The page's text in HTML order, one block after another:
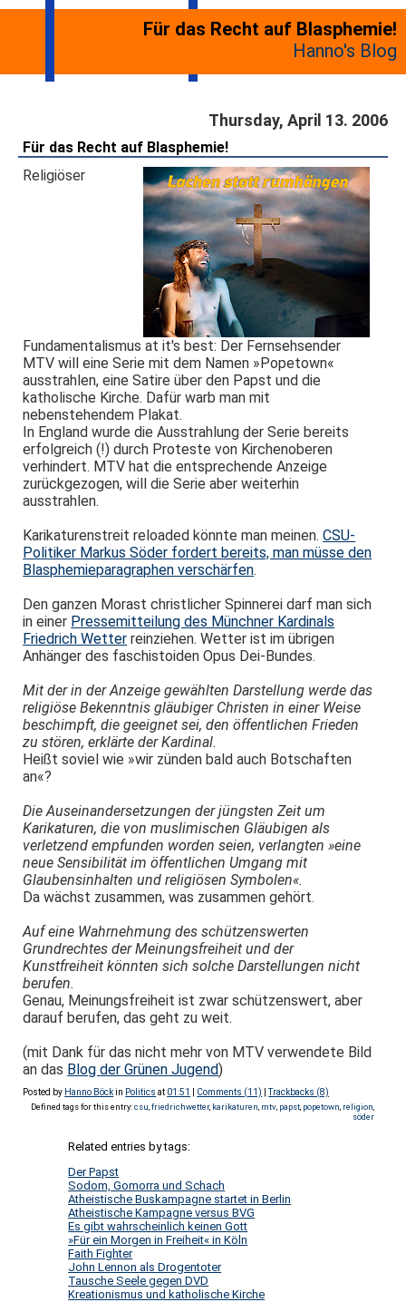
Für das Recht auf Blasphemie!
Hanno's Blog
Thursday, April 13. 2006
Für das Recht auf Blasphemie!
Religiöser
Fundamentalismus at it's best: Der Fernsehsender
MTV will eine Serie mit dem Namen »Popetown«
ausstrahlen, eine Satire über den Papst und die
katholische Kirche. Dafür warb man mit
nebenstehendem Plakat.
In England wurde die Ausstrahlung der Serie bereits
erfolgreich (!) durch Proteste von Kirchenoberen
verhindert. MTV hat die entsprechende Anzeige
zurückgezogen, will die Serie aber weiterhin
ausstrahlen.
Karikaturenstreit reloaded könnte man meinen.CSU-
Politiker Markus Söder fordert bereits, man müsse den
Blasphemieparagraphen verschärfen.
Den ganzen Morast christlicher Spinnerei darf man sich
in einer Pressemitteilung des Münchner Kardinals
Friedrich Wetter reinziehen. Wetter ist im übrigen
Anhänger des faschistoiden Opus Dei-Bundes.
Mit der in der Anzeige gewählten Darstellung werde das
religiöse Bekenntnis gläubiger Christen in einer Weise
beschimpft, die geeignet sei, den öffentlichen Frieden
zu stören, erklärte der Kardinal.
Heißt soviel wie »wir zünden bald auch Botschaften
an«?
Die Auseinandersetzungen der jüngsten Zeit um
Karikaturen, die von muslimischen Gläubigen als
verletzend empfunden worden seien, verlangten »eine
neue Sensibilität im öffentlichen Umgang mit
Glaubensinhalten und religiösen Symbolen«.
Da wächst zusammen, was zusammen gehört.
Auf eine Wahrnehmung des schützenswerten
Grundrechtes der Meinungsfreiheit und der
Kunstfreiheit könnten sich solche Darstellungen nicht
berufen.
Genau, Meinungsfreiheit ist zwar schützenswert, aber
darauf berufen, das geht zu weit.
(mit Dank für das nicht mehr von MTV verwendete Bild
an das Blog der Grünen Jugend)
Posted by Hanno Böckin Politics at 01:51 Comments (11) |Trackbacks (8)
Defined tags for this entry:csu friedrichwetter, karikaturen mtv, papst, popetown religion
söder
Related entries by tags:
Der Papst
Sodom, Gomorra und Schach
Atheistische Buskampagne startet in Berlin
Atheistische Kampagne versus BVG
Es gibt wahrscheinlich keinen Gott
»Für ein Morgen in Freiheit« in Köln
Faith Fighter
John Lennon als Drogentoter
Tausche Seele gegen DVD
Kreationismus und katholische Kirche